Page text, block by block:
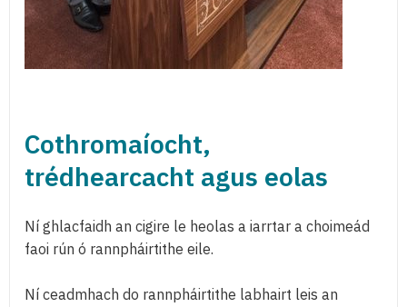
Cothromaíocht,
trédhearcacht agus eolas
Ní ghlacfaidh an cigire le heolas a iarrtar a choimeád
faoi rún ó rannpháirtithe eile.
Ní ceadmhach do rannpháirtithe labhairt leis an